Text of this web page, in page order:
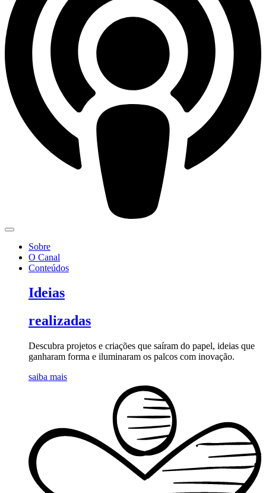
Sobre
O Canal
Conteúdos
Ideias
realizadas
Descubra projetos e criações que saíram do papel, ideias que
ganharam forma e iluminaram os palcos com inovação.
saiba mais